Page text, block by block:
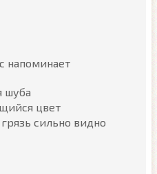
напоминает
шуба
цвет
сильно видно